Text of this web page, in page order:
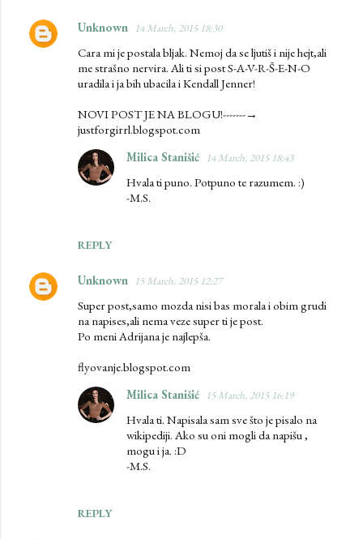
Unknown 14 March, 2015 18:30
Cara mi je postala bljak. Nemoj da se ljutiš i nije hejt,ali
me strašno nervira. Ali ti si post S-A-V-R-Š-E-N-O
uradila i ja bih ubacila i Kendall Jenner!
NOVI POST JE NA BLOGU!-------→
justforgirrl.blogspot.com
REPLY
Milica Stanišić 14 March, 2015 18:43
Hvala ti puno. Potpuno te razumem. :)
-M.S.
Unknown 15 March, 2015 12:27
Super post,samo mozda nisi bas morala i obim grudi
na napises,ali nema veze super ti je post.
Po meni Adrijana je najlepša.
flyovanje.blogspot.com
REPLY
Milica Stanišić 15 March, 2015 16:19
Hvala ti. Napisala sam sve što je pisalo na
wikipediji. Ako su oni mogli da napišu ,
mogu i ja. :D
-M.S.